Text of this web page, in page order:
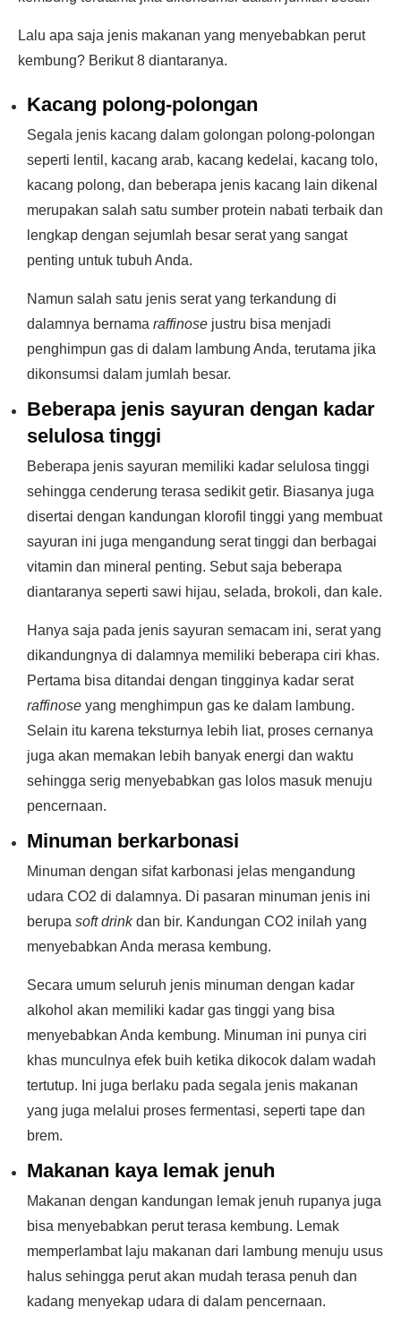
Lalu apa saja jenis makanan yang menyebabkan perut
kembung? Berikut 8 diantaranya.
Kacang polong-polongan
Segala jenis kacang dalam golongan polong-polongan
seperti lentil, kacang arab, kacang kedelai, kacang tolo,
kacang polong, dan beberapa jenis kacang lain dikenal
merupakan salah satu sumber protein nabati terbaik dan
lengkap dengan sejumlah besar serat yang sangat
penting untuk tubuh Anda.
Namun salah satu jenis serat yang terkandung di
dalamnya bernama raffinose justru bisa menjadi
penghimpun gas di dalam lambung Anda, terutama jika
dikonsumsi dalam jumlah besar.
Beberapa jenis sayuran dengan kadar
selulosa tinggi
Beberapa jenis sayuran memiliki kadar selulosa tinggi
sehingga cenderung terasa sedikit getir. Biasanya juga
disertai dengan kandungan klorofil tinggi yang membuat
sayuran ini juga mengandung serat tinggi dan berbagai
vitamin dan mineral penting. Sebut saja beberapa
diantaranya seperti sawi hijau, selada, brokoli, dan kale.
Hanya saja pada jenis sayuran semacam ini, serat yang
dikandungnya di dalamnya memiliki beberapa ciri khas.
Pertama bisa ditandai dengan tingginya kadar serat
raffinose yang menghimpun gas ke dalam lambung.
Selain itu karena teksturnya lebih liat, proses cernanya
juga akan memakan lebih banyak energi dan waktu
sehingga serig menyebabkan gas lolos masuk menuju
pencernaan.
Minuman berkarbonasi
Minuman dengan sifat karbonasi jelas mengandung
udara CO2 di dalamnya. Di pasaran minuman jenis ini
berupa soft drinkdan bir. Kandungan CO2 inilah yang
menyebabkan Anda merasa kembung.
Secara umum seluruh jenis minuman dengan kadar
alkohol akan memiliki kadar gas tinggi yang bisa
menyebabkan Anda kembung. Minuman ini punya ciri
khas munculnya efek buih ketika dikocok dalam wadah
tertutup. Ini juga berlaku pada segala jenis makanan
yang juga melalui proses fermentasi, seperti tape dan
brem.
Makanan kaya lemak jenuh
Makanan dengan kandungan lemak jenuh rupanya juga
bisa menyebabkan perut terasa kembung. Lemak
memperlambat laju makanan dari lambung menuju usus
halus sehingga perut akan mudah terasa penuh dan
kadang menyekap udara di dalam pencernaan.